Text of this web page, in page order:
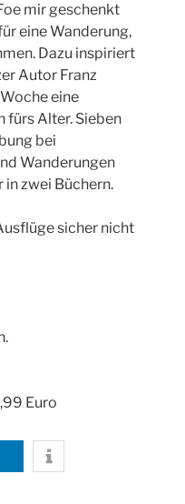
mir geschenkt
eine Wanderung,
Dazu inspiriert
Autor Franz
eine
fürs Alter. Sieben
bei
Wanderungen
zwei Büchern.
sicher nicht
Euro